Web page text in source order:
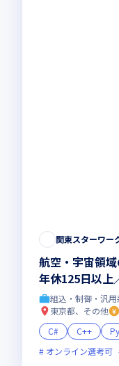
関東スターワー
航空・宇宙領
年休125日以上
組込・制御・汎
東京都、その他
C#
C++
オンライン選考可